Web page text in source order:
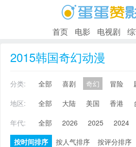
首页 电影 电视剧
2015韩国奇幻动漫
分类: 全部 喜剧 奇幻 冒险
地区:
全部 大陆 美国 香港
年代:
全部 2026 2025 2024
按时间排序
按人气排序 按评分排序